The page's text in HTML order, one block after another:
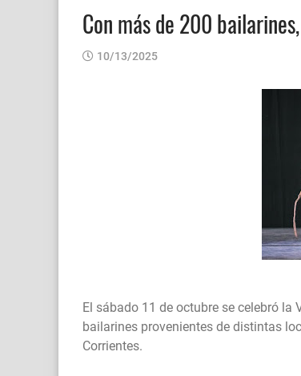
Con más de 200
10/13/2025
El sábado 11 de octubre se celebró la
bailarines provenientes de distintas
Corrientes.